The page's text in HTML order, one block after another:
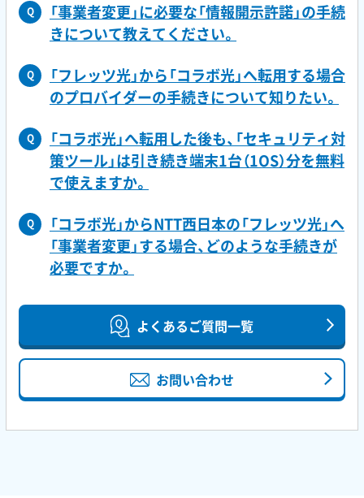
Q
「事業者変更」に必要な「情報開示許諾」の手続
きについて教えてください。
Q
「フレッツ光」から「コラボ光」へ転用する場合
のプロバイダーの手続きについて知りたい。
Q
「コラボ光」へ転用した後も、「セキュリティ対
策ツール」は引き続き端末1台（1OS）分を無料
で使えますか。
Q
「コラボ光」からNTT西日本の「フレッツ光」へ
「事業者変更」する場合、どのような手続きが
必要ですか。
よくあるご質問一覧
お問い合わせ